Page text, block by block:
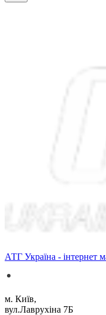
АТГ Україна - інтернет
м. Київ,
вул.Лаврухіна 7Б